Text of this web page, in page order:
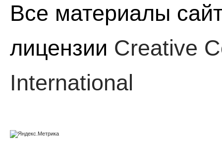
Все материалы
лицензии Creative
International